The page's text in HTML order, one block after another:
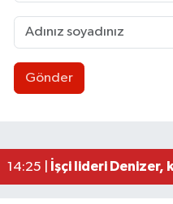
Gönder
17:59 |Ülkü
14:25 |
İşçi lideri Denizer,